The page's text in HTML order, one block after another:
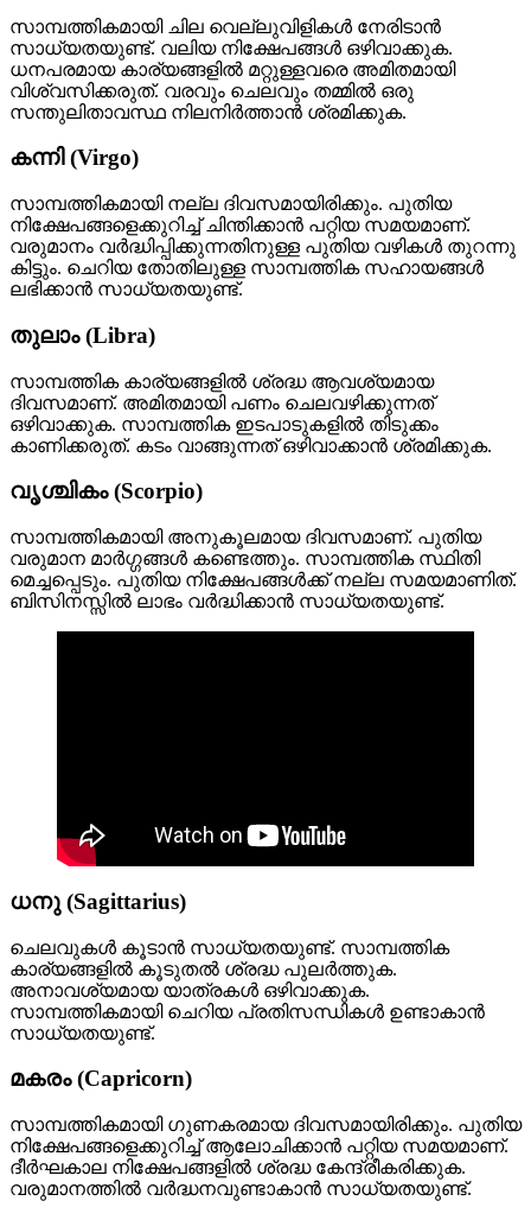
സാമ്പത്തികമായി ചില വെല്ലുവിളികൾ നേരിടാൻ
സാധ്യതയുണ്ട്. വലിയ നിക്ഷേപങ്ങൾ ഒഴിവാക്കുക.
ധനപരമായ കാര്യങ്ങളിൽ മറ്റുള്ളവരെ അമിതമായി
വിശ്വസിക്കരുത്. വരവും ചെലവും തമ്മിൽ ഒരു
സന്തുലിതാവസ്ഥ നിലനിർത്താൻ ശ്രമിക്കുക.
കന്നി (Virgo)
സാമ്പത്തികമായി നല്ല ദിവസമായിരിക്കും. പുതിയ
നിക്ഷേപങ്ങളെക്കുറിച്ച് ചിന്തിക്കാൻ പറ്റിയ സമയമാണ്.
വരുമാനം വർദ്ധിപ്പിക്കുന്നതിനുള്ള പുതിയ വഴികൾ തുറന്നു
കിട്ടും. ചെറിയ തോതിലുള്ള സാമ്പത്തിക സഹായങ്ങൾ
ലഭിക്കാൻ സാധ്യതയുണ്ട്.
തുലാം (Libra)
സാമ്പത്തിക കാര്യങ്ങളിൽ ശ്രദ്ധ ആവശ്യമായ
ദിവസമാണ്. അമിതമായി പണം ചെലവഴിക്കുന്നത്
ഒഴിവാക്കുക. സാമ്പത്തിക ഇടപാടുകളിൽ തിടുക്കം
കാണിക്കരുത്. കടം വാങ്ങുന്നത് ഒഴിവാക്കാൻ ശ്രമിക്കുക.
വൃശ്ചികം (Scorpio)
സാമ്പത്തികമായി അനുകൂലമായ ദിവസമാണ്. പുതിയ
വരുമാന മാർഗ്ഗങ്ങൾ കണ്ടെത്തും. സാമ്പത്തിക സ്ഥിതി
മെച്ചപ്പെടും. പുതിയ നിക്ഷേപങ്ങൾക്ക് നല്ല സമയമാണിത്.
ബിസിനസ്സിൽ ലാഭം വർദ്ധിക്കാൻ സാധ്യതയുണ്ട്.
ധനു (Sagittarius)
ചെലവുകൾ കൂടാൻ സാധ്യതയുണ്ട്. സാമ്പത്തിക
കാര്യങ്ങളിൽ കൂടുതൽ ശ്രദ്ധ പുലർത്തുക.
അനാവശ്യമായ യാത്രകൾ ഒഴിവാക്കുക.
സാമ്പത്തികമായി ചെറിയ പ്രതിസന്ധികൾ ഉണ്ടാകാൻ
സാധ്യതയുണ്ട്.
മകരം (Capricorn)
സാമ്പത്തികമായി ഗുണകരമായ ദിവസമായിരിക്കും. പുതിയ
നിക്ഷേപങ്ങളെക്കുറിച്ച് ആലോചിക്കാൻ പറ്റിയ സമയമാണ്.
ദീർഘകാല നിക്ഷേപങ്ങളിൽ ശ്രദ്ധ കേന്ദ്രീകരിക്കുക.
വരുമാനത്തിൽ വർദ്ധനവുണ്ടാകാൻ സാധ്യതയുണ്ട്.